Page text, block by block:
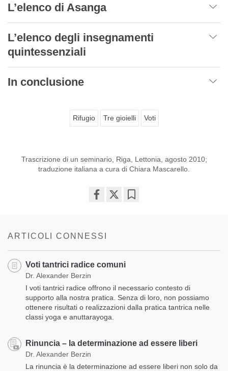
L’elenco di Asanga
L’elenco degli insegnamenti
quintessenziali
In conclusione
Rifugio Tre gioielli Voti
Trascrizione di un seminario, Riga, Lettonia, agosto 2010;
traduzione italiana a cura di Chiara Mascarello.
ARTICOLI CONNESSI
Voti tantrici radice comuni
Dr. Alexander Berzin
I voti tantrici radice offrono il necessario contesto di
supporto alla nostra pratica. Senza di loro, non possiamo
ottenere risultati o realizzazioni dalla pratica tantrica nelle
classi yoga e anuttarayoga.
Rinuncia – la determinazione ad essere liberi
Dr. Alexander Berzin
La rinuncia è la determinazione ad essere liberi non solo da